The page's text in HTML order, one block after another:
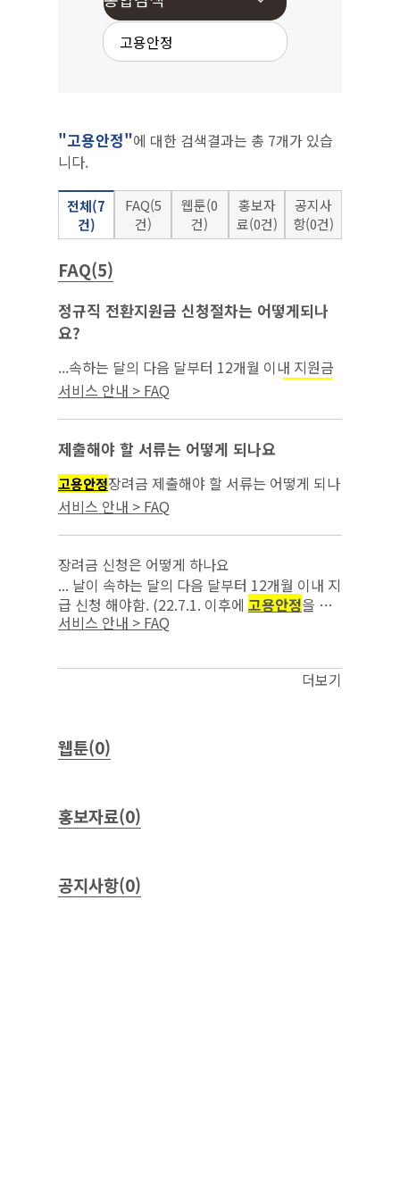
"고용안정"에 대한 검색결과는 총 7개가 있습
니다.
전체(7
건)
FAQ(5
건)
웹툰(0
건)
홍보자
료(0건)
공지사
항(0건)
FAQ(5)
정규직 전환지원금 신청절차는 어떻게되나
요?
...속하는 달의 다음 달부터 12개월 이내 지원금
을 반드시 신청해야 함.‘22.7.1.이후에
을 위한 조치를 이행한 사업주부터 적용)(’22.7.
18. 시행)...
서비스 안내 > FAQ
제출해야 할 서류는 어떻게 되나요
고용안정장려금 제출해야 할 서류는 어떻게 되나
요...
서비스 안내 > FAQ
장려금 신청은 어떻게 하나요
... 날이 속하는 달의 다음 달부터 12개월 이내 지
급 신청 해야함. (22.7.1. 이후에 고용안정을 위
한 조치를 이행한 사업주부터 적용)(‘22.7.18.시
서비스 안내 > FAQ
더보기
웹툰(0)
홍보자료(0)
공지사항(0)